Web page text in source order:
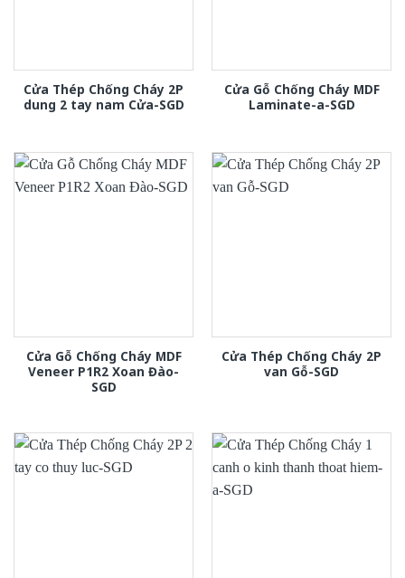
Cửa Thép Chống Cháy 2P
dung 2 tay nam Cửa-SGD
Cửa Gỗ Chống Cháy MDF
Laminate-a-SGD
Cửa Gỗ Chống Cháy MDF
Veneer P1R2 Xoan Đào-
SGD
Cửa Thép Chống Cháy 2P
van Gỗ-SGD